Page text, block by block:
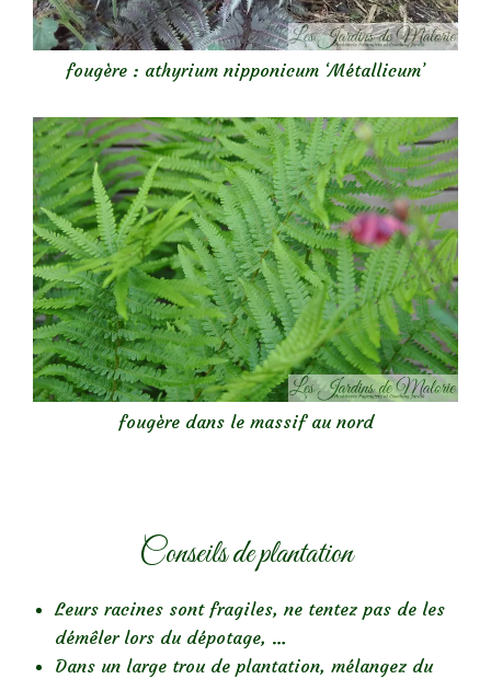
fougère : athyrium nipponicum ‘Métallicum’
fougère dans le massif au nord
Conseils de plantation
Leurs racines sont fragiles, ne tentez pas de les
démêler lors du dépotage, …
Dans un large trou de plantation, mélangez du